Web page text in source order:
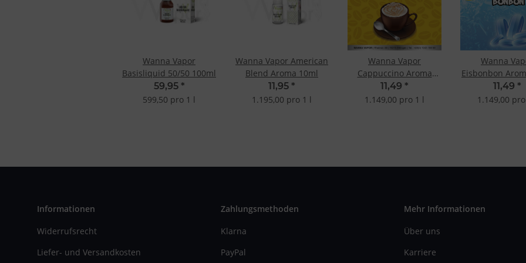
Wanna Vapor
Basisliquid 50/50 100ml
59,95 *
599,50 pro 1 l
Wanna Vapor American
Blend Aroma 10ml
11,95 *
1.195,00 pro 1 l
Wanna Vapor
Cappuccino Aroma
10ml
11,49 *
1.149,00 pro 1 l
Wanna
Eisbonbon
11,49 *
1.149,00
Informationen
Widerrufsrecht
Liefer- und Versandkosten
Zahlungsmethoden
Klarna
PayPal
Mehr Informationen
Über uns
Karriere